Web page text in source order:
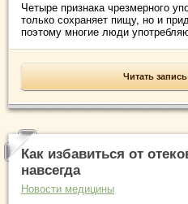
Четыре признака чрезмерного
только сохраняет пищу, но и
поэтому многие люди
Читать
Как избавиться от
навсегда
Новости медицины